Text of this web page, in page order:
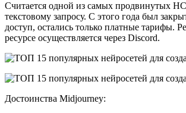
Считается одной из самых продвинутых
текстовому запросу. С этого года был
доступ, остались только платные тарифы.
ресурсе осуществляется через Discord.
Достоинства Midjourney: